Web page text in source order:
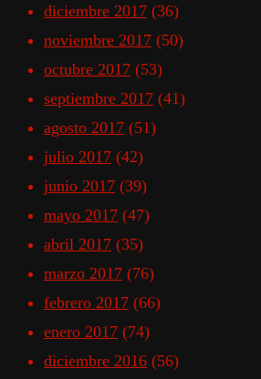
diciembre 2017 (36)
noviembre 2017 (50)
octubre 2017 (53)
septiembre 2017 (41)
agosto 2017 (51)
julio 2017 (42)
junio 2017 (39)
mayo 2017 (47)
abril 2017 (35)
marzo 2017 (76)
febrero 2017 (66)
enero 2017 (74)
diciembre 2016 (56)